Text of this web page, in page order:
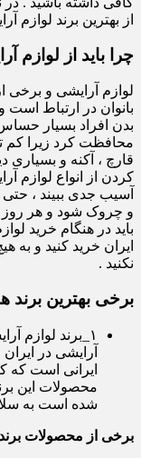
از بهترین برند لوازم
چرا باید از لوازم
لوازم آرایشی و برخی
بانوان در ارتباط
بدن افراد بسیار
محافظت کرد زیرا کم
قارچ ، آکنه و بسیاری
کردن از انواع
آسیب جدی ببیند ،
و چروک شود و هر روز
باید در هنگام خرید
ایران خرید کنید و به
نکنید .
برخی بهترین برند
۱_برند لوازم
آرایشی در
ایرانی است که
محصولات این
شده است به
برخی از محصولات